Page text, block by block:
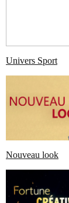
Univers Sport
Nouveau look